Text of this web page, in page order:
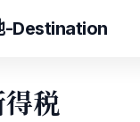
-Destination
税